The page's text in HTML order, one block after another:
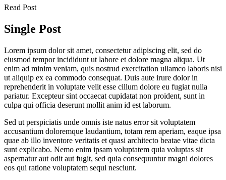
Read Post
Single Post
Lorem ipsum dolor sit amet, consectetur adipiscing elit, sed do
eiusmod tempor incididunt ut labore et dolore magna aliqua. Ut
enim ad minim veniam, quis nostrud exercitation ullamco laboris nisi
ut aliquip ex ea commodo consequat. Duis aute irure dolor in
reprehenderit in voluptate velit esse cillum dolore eu fugiat nulla
pariatur. Excepteur sint occaecat cupidatat non proident, sunt in
culpa qui officia deserunt mollit anim id est laborum.
Sed ut perspiciatis unde omnis iste natus error sit voluptatem
accusantium doloremque laudantium, totam rem aperiam, eaque ipsa
quae ab illo inventore veritatis et quasi architecto beatae vitae dicta
sunt explicabo. Nemo enim ipsam voluptatem quia voluptas sit
aspernatur aut odit aut fugit, sed quia consequuntur magni dolores
eos qui ratione voluptatem sequi nesciunt.